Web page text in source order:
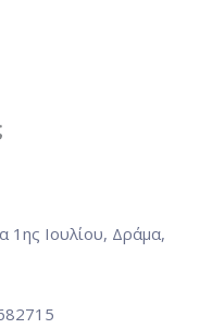
1ης Ιουλίου, Δράμα,